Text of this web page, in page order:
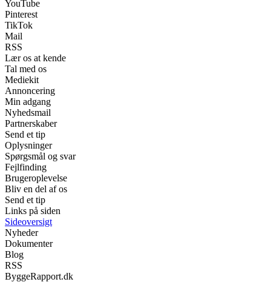
YouTube
Pinterest
TikTok
Mail
RSS
Lær os at kende
Tal med os
Mediekit
Annoncering
Min adgang
Nyhedsmail
Partnerskaber
Send et tip
Oplysninger
Spørgsmål og svar
Fejlfinding
Brugeroplevelse
Bliv en del af os
Send et tip
Links på siden
Sideoversigt
Nyheder
Dokumenter
Blog
RSS
ByggeRapport.dk